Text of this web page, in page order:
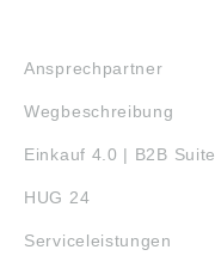
Ansprechpartner
Wegbeschreibung
Einkauf 4.0 | B2B Suite
HUG 24
Serviceleistungen